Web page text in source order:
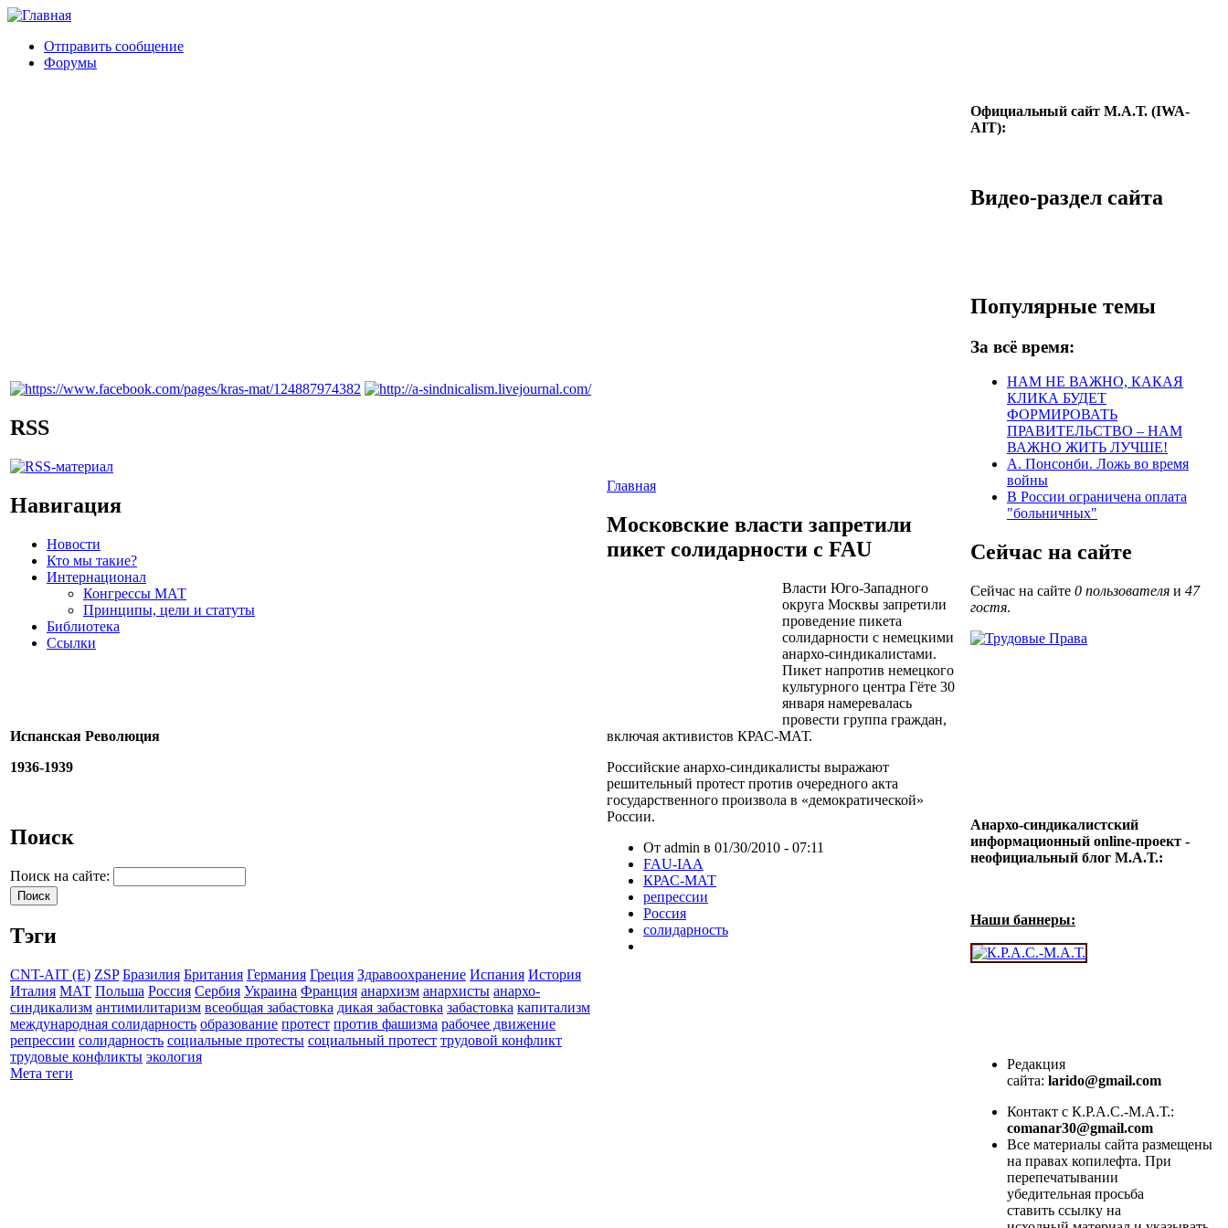
Отправить сообщение
Форумы
RSS
Навигация
Новости
Кто мы такие?
Интернационал
Конгрессы МАТ
Принципы, цели и статуты
Библиотека
Ссылки
Испанская Революция
1936-1939
Поиск
Поиск на сайте:
Тэги
CNT-AIT (E) ZSP Бразилия Британия Германия Греция Здравоохранение Испания История
Италия МАТ Польша Россия Сербия Украина Франция анархизм анархисты анархо-
синдикализм антимилитаризм всеобщая забастовка дикая забастовка забастовка капитализм
международная солидарность образование протест против фашизма рабочее движение
репрессии солидарность социальные протесты социальный протест трудовой конфликт
трудовые конфликты экология
Мета теги
Главная
Московские власти запретили
пикет солидарности с FAU
Власти Юго-Западного
округа Москвы запретили
проведение пикета
солидарности с немецкими
анархо-синдикалистами.
Пикет напротив немецкого
культурного центра Гёте 30
января намеревалась
провести группа граждан,
включая активистов КРАС-МАТ.
Российские анархо-синдикалисты выражают
решительный протест против очередного акта
государственного произвола в «демократической»
России.
От admin в 01/30/2010 - 07:11
FAU-IAA
КРАС-МАТ
репрессии
Россия
солидарность
Официальный сайт М.А.Т. (IWA-
AIT):
Видео-раздел сайта
Популярные темы
За всё время:
НАМ НЕ ВАЖНО, КАКАЯ
КЛИКА БУДЕТ
ФОРМИРОВАТЬ
ПРАВИТЕЛЬСТВО – НАМ
ВАЖНО ЖИТЬ ЛУЧШЕ!
А. Понсонби. Ложь во время
войны
В России ограничена оплата
"больничных"
Сейчас на сайте
Сейчас на сайте 0 пользователя и 47
гостя.
Анархо-синдикалистский
информационный online-проект -
неофициальный блог М.А.Т.:
Наши баннеры:
Редакция
сайта: larido@gmail.com
Контакт с К.Р.А.С.-М.А.Т.:
comanar30@gmail.com
Все материалы сайта размещены
на правах копилефта. При
перепечатывании
убедительная просьба
ставить ссылку на